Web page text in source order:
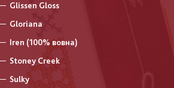
Glissen Gloss
Gloriana
Iren (100% вовна)
Stoney Creek
Sulky